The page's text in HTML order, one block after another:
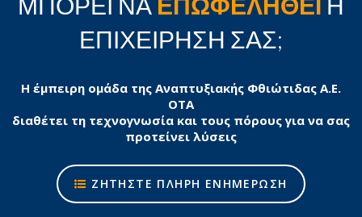
ΕΠΙΧΕΙΡΗΣΗ ΣΑΣ;
Η έμπειρη ομάδα της Αναπτυξιακής Φθιώτιδας Α.Ε.
ΟΤΑ
διαθέτει τη τεχνογνωσία και τους πόρους για να σας
προτείνει λύσεις
ΖΗΤΗΣΤΕ ΠΛΗΡΗ ΕΝΗΜΕΡΩΣΗ